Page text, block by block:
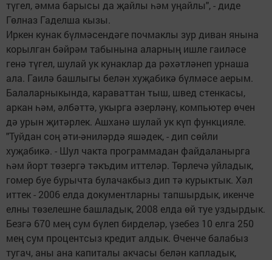
түгел, әмма барысы да җайлы һәм уңайлы", - диде
Гөлназ Гаделша кызы.
Иркен кунак бүлмәсендә­ге почмаклы зур диван янына
корылган бәйрәм табынына аларның ишле гаиләсе
генә түгел, шулай ук кунак­лар да рәхәтләнеп урнаша
ала. Гаилә башлыгы белән хуҗабикә бүлмәсе аерым.
Балаларныкында, караваттан тыш, швед стенкасы,
аркан һәм, әлбәттә, укырга әзерләнү, компьютер өчен
дә урын җитәрлек. Ашханә шулай ук күп функцияле.
"Туйдан соң әти-әниләрдә яшәдек, - дип сөйли
хуҗабикә. - Шул чакта программадан файдаланырга
һәм йорт төзергә тәкъдим иттеләр. Төрлечә уйладык,
гомер буе бурычта булачакбыз дип тә курыктык. Хәл
иттек - 2006 елда документларны тапшырдык, икенче
елны төзелешне башладык, 2008 елда өй туе уздыр­дык.
Безгә 670 мең сум бүлеп бирделәр, үзебез 10 елга 250
мең сум процентсыз кредит алдык. Өченче балабыз
тугач, аны ана капиталы акчасы белән капладык,